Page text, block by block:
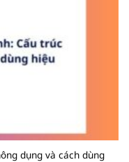
dụng và cách dùng